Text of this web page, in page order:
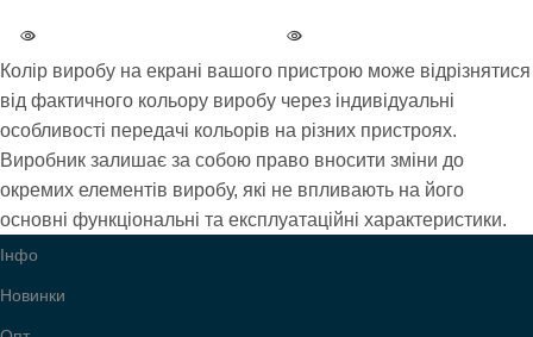
РОЗМІР L (65-75 см)
БРЕНД
УСІ МОДЕЛІ
РОЗМІР L (65-75 см)
Колір виробу на екрані вашого пристрою може відрізнятися
від фактичного кольору виробу через індивідуальні
особливості передачі кольорів на різних пристроях.
Виробник залишає за собою право вносити зміни до
окремих елементів виробу, які не впливають на його
основні функціональні та експлуатаційні характеристики.
Інфо
Новинки